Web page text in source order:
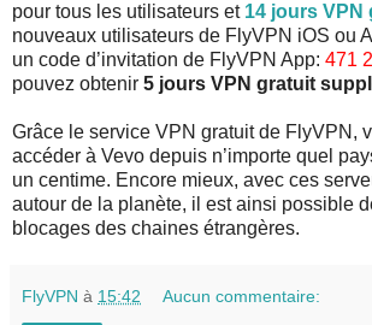
pour tous les utilisateurs et 14 jours VPN
nouveaux utilisateurs de FlyVPN iOS ou
un code d’invitation de FlyVPN App: 471
pouvez obtenir 5 jours VPN gratuit
Grâce le service VPN gratuit de FlyVPN,
accéder à Vevo depuis n’importe quel
un centime. Encore mieux, avec ces
autour de la planète, il est ainsi possible
blocages des chaines étrangères.
FlyVPN à 15:42 Aucun commentaire: